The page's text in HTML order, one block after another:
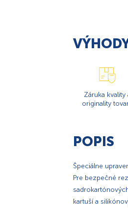
Záruka kvality
originality
POPIS
Špeciálne
Pre bezpečné
kartuší a